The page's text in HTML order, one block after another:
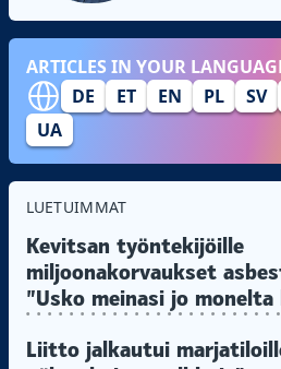
ARTICLES IN YOUR
DE
ET EN PL SV
UA
LUETUIMMAT
Kevitsan työntekijöille
miljoonakorvaukset
”Usko meinasi jo monelta
Liitto jalkautui